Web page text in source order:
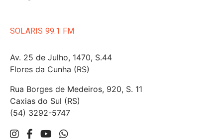
SOLARIS 99.1 FM
Av. 25 de Julho, 1470, S.44
Flores da Cunha (RS)
Rua Borges de Medeiros, 920, S. 11
Caxias do Sul (RS)
(54) 3292-5747